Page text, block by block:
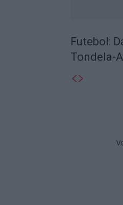
Futebol:
Tondela-